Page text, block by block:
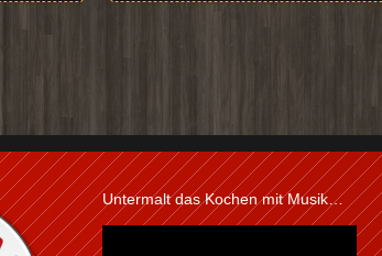
Untermalt das Kochen mit Musik…